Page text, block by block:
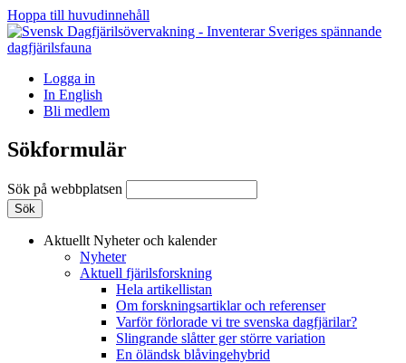
Hoppa till huvudinnehåll
Logga in
In English
Bli medlem
Sökformulär
Sök på webbplatsen
Aktuellt Nyheter och kalender
Nyheter
Aktuell fjärilsforskning
Hela artikellistan
Om forskningsartiklar och referenser
Varför förlorade vi tre svenska dagfjärilar?
Slingrande slåtter ger större variation
En öländsk blåvingehybrid